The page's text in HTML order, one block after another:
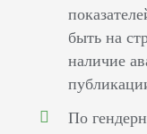
быть на
наличие
По